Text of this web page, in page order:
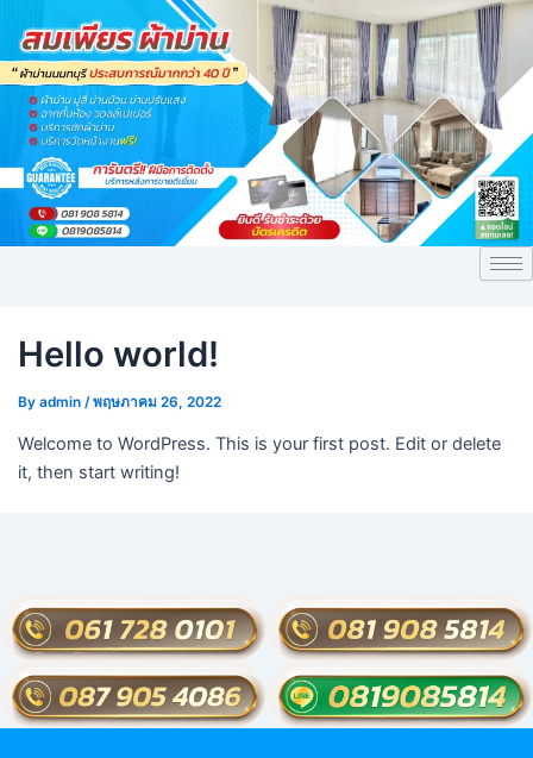
content
Hello world!
By admin /พฤษภาคม 26, 2022
Welcome to WordPress. This is your first post. Edit or delete
it, then start writing!